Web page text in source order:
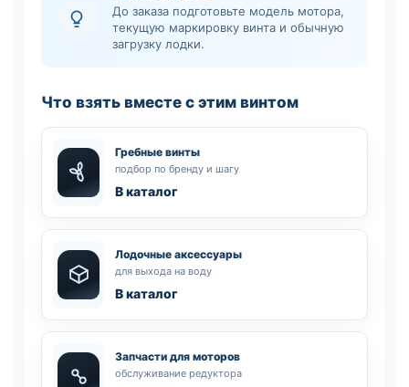
До заказа подготовьте модель мотора,
текущую маркировку винта и обычную
загрузку лодки.
Что взять вместе с этим винтом
Гребные винты
подбор по бренду и шагу
В каталог
Лодочные аксессуары
для выхода на воду
В каталог
Запчасти для моторов
обслуживание редуктора